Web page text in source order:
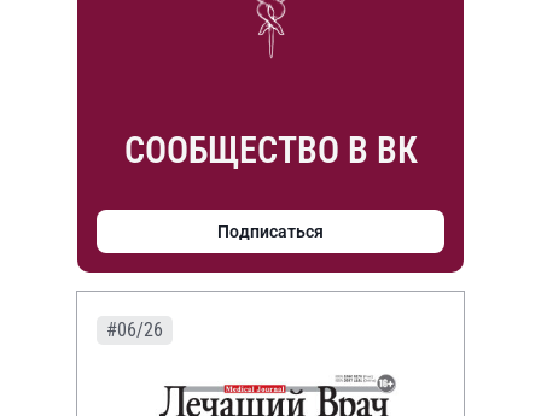
СООБЩЕСТВО В ВК
Подписаться
#06/26